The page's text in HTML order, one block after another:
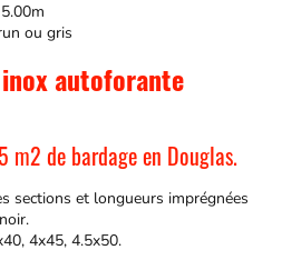
ou gris
autoforante
de bardage en Douglas.
sections et longueurs imprégnées
4x45, 4.5x50.